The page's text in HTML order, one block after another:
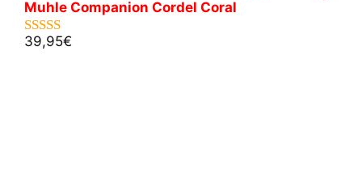
Muhle Companion Cordel Coral
5.00de 5
39,95€